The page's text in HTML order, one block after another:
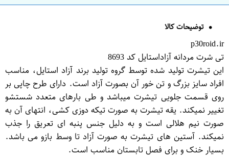
توضیحات کالا
p30roid.ir
تی شرت مردانه آزاداستایل کد 8693
این تیشرت تولید شده توسط گروه تولید برند آزاد استایل، مناسب
افراد سایز بزرگ و تن خور آن بصورت آزاد است. دارای طرح چاپی بر
روی قسمت جلویی تیشرت میباشد و طی بارهای متعدد شستشو
تغییر نمیکند. یقه تیشرت به صورت تیکه دوزی کشی، انتهای آن به
صورت نیم هلالی است و به دلیل جنس پنبه ای تعریق را جذب
نمیکند. آستین های تیشرت به صورت آزاد تا وسط بازو می باشد.
بسیار خنک و برای فصل تابستان مناسب است.